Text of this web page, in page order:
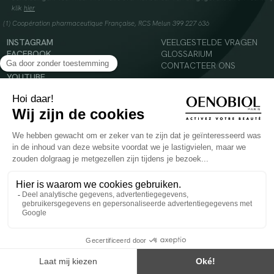
klik hier
(1) Coopération pharmaceutique Française, RCS Melun 399 227 636
INSTAGRAM
FACEBOOK
TIKTOK
YOUTUBE
VEELGESTELDE VRAGEN
GLOSSARIUM
CONTACTEER ONS
Voedingssupplement dat moet worden geconsumeerd als onderdeel van een gevarieerde,
evenwichtige voeding en een gezonde levensstijl. Aanbevolen dagelijkse dosis niet
overschrijden. Enkel voor volwassenen, buiten het bereik van kinderen houden.